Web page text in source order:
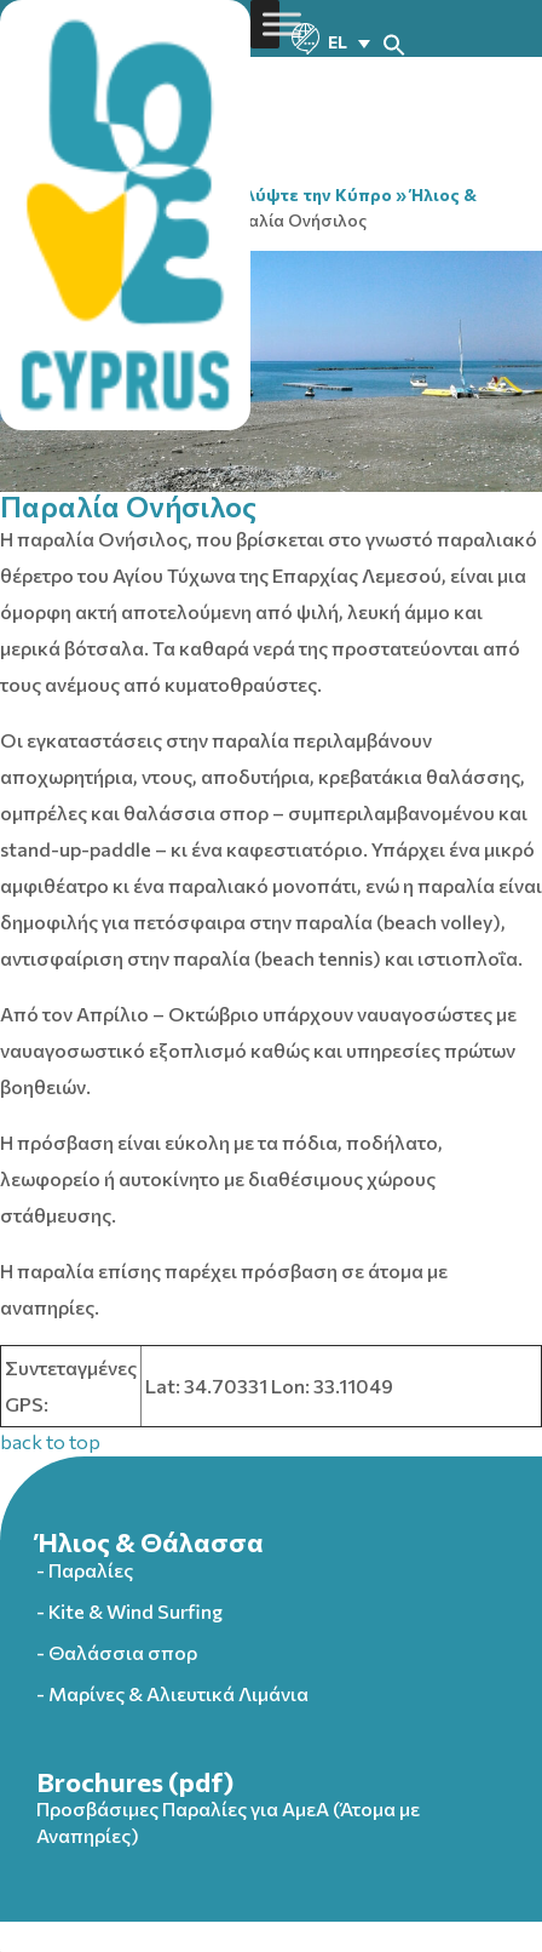
EL
You are here:Home» Ανακαλύψτε την Κύπρο »Ήλιος &
Θάλασσα
Παραλίες» Παραλία Ονήσιλος
Παραλία Ονήσιλος
Η παραλία Ονήσιλος, που βρίσκεται στο γνωστό παραλιακό
θέρετρο του Αγίου Τύχωνα της Επαρχίας Λεμεσού, είναι μια
όμορφη ακτή αποτελούμενη από ψιλή, λευκή άμμο και
μερικά βότσαλα. Τα καθαρά νερά της προστατεύονται από
τους ανέμους από κυματοθραύστες.
Οι εγκαταστάσεις στην παραλία περιλαμβάνουν
αποχωρητήρια, ντους, αποδυτήρια, κρεβατάκια θαλάσσης,
ομπρέλες και θαλάσσια σπορ – συμπεριλαμβανομένου και
stand-up-paddle – κι ένα καφεστιατόριο. Υπάρχει ένα μικρό
αμφιθέατρο κι ένα παραλιακό μονοπάτι, ενώ η παραλία είναι
δημοφιλής για πετόσφαιρα στην παραλία (beach volley),
αντισφαίριση στην παραλία (beach tennis) και ιστιοπλοΐα.
Από τον Απρίλιο – Οκτώβριο υπάρχουν ναυαγοσώστες με
ναυαγοσωστικό εξοπλισμό καθώς και υπηρεσίες πρώτων
βοηθειών.
Η πρόσβαση είναι εύκολη με τα πόδια, ποδήλατο,
λεωφορείο ή αυτοκίνητο με διαθέσιμους χώρους
στάθμευσης.
Η παραλία επίσης παρέχει πρόσβαση σε άτομα με
αναπηρίες.
Συντεταγμένες
GPS:
Lat: 34.70331 Lon: 33.11049
back to top
Ήλιος & Θάλασσα
- Παραλίες
- Kite & Wind Surfing
- Θαλάσσια σπορ
- Μαρίνες & Αλιευτικά Λιμάνια
Brochures (pdf)
Προσβάσιμες Παραλίες για ΑμεΑ (Άτομα με
Αναπηρίες)